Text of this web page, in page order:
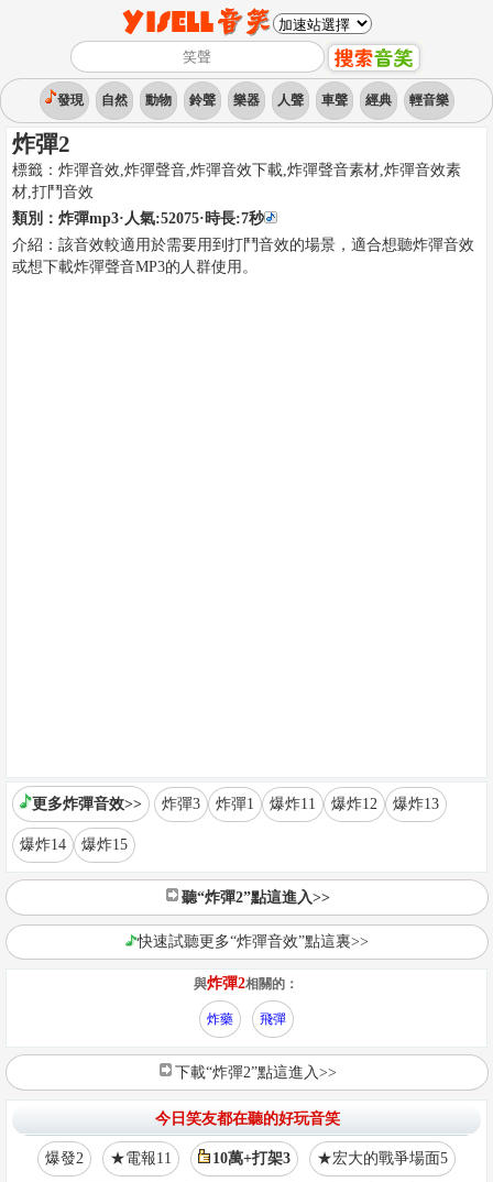
發現 自然 動物 鈴聲 樂器 人聲 車聲 經典 輕音樂
炸彈2
標籤： 炸彈音效,炸彈聲音,炸彈音效下載,炸彈聲音素材,炸彈音效素
材,打鬥音效
類別： 炸彈mp3·人氣:52075·時長:7秒
介紹： 該音效較適用於需要用到打鬥音效的場景，適合想聽炸彈音效
或想下載炸彈聲音MP3的人群使用。
更多炸彈音效>> 炸彈3 炸彈1 爆炸11 爆炸12 爆炸13
爆炸14 爆炸15
聽“炸彈2”點這進入>>
快速試聽更多“炸彈音效”點這裏>>
與炸彈2相關的：
炸藥 飛彈
下載“炸彈2”點這進入>>
今日笑友都在聽的好玩音笑
爆發2 ★電報11 10萬+打架3 ★宏大的戰爭場面5